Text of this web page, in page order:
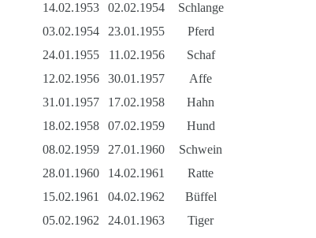
14.02.1953
02.02.1954
Schlange
03.02.1954
23.01.1955
Pferd
24.01.1955
11.02.1956
Schaf
12.02.1956
30.01.1957
Affe
31.01.1957
17.02.1958
Hahn
18.02.1958
07.02.1959
Hund
08.02.1959
27.01.1960
Schwein
28.01.1960
14.02.1961
Ratte
15.02.1961
04.02.1962
Büffel
05.02.1962
24.01.1963
Tiger